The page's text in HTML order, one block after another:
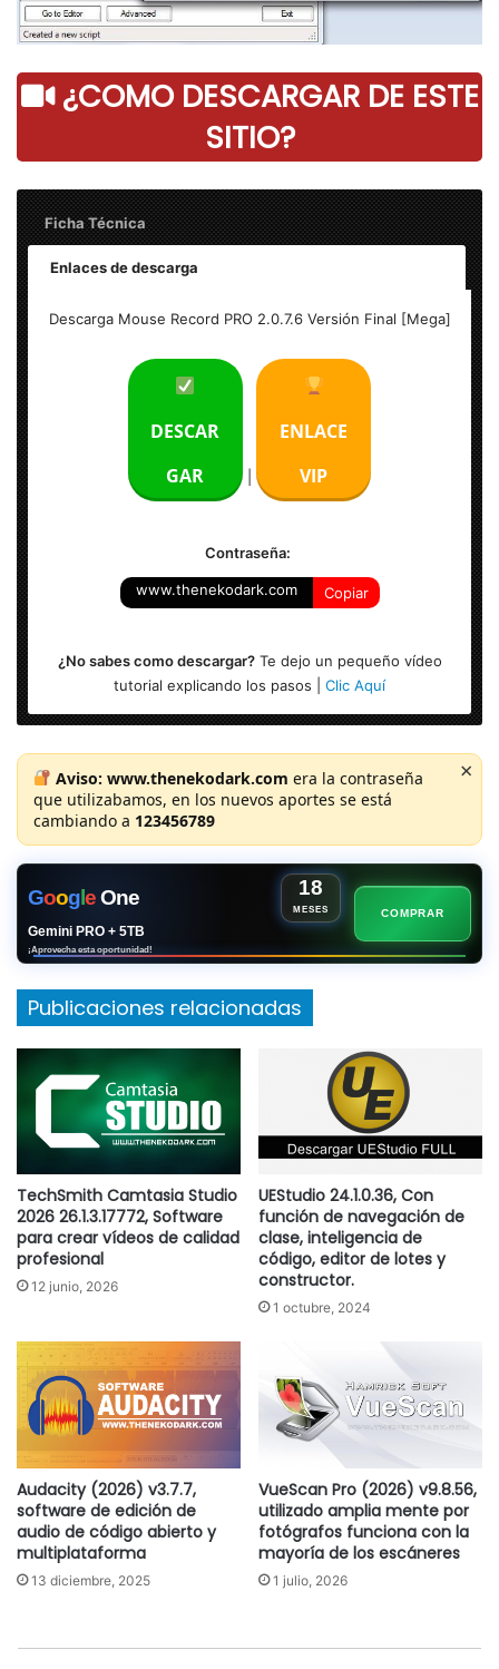
¿COMO DESCARGAR DE ESTE
SITIO?
Ficha Técnica
Enlaces de descarga
Descarga Mouse Record PRO 2.0.7.6 Versión Final [Mega]
DESCAR
GAR
ENLACE
VIP
Contraseña:
www.thenekodark.com Copiar
¿No sabes como descargar?Te dejo un pequeño vídeo
tutorial explicando los pasos | Clic Aquí
Aviso: www.thenekodark.com era la contraseña
que utilizabamos, en los nuevos aportes se está
cambiando a 123456789
×
GoogeOne 18
MESES
Gemini PRO + 5TB
¡Aprovecha esta oportunidad!
COMPRAR
Publicaciones relacionadas
TechSmith Camtasia Studio
2026 26.1.3.17772, Software
para crear vídeos de calidad
profesional
12 junio, 2026
UEStudio 24.1.0.36, Con
función de navegación de
clase, inteligencia de
código, editor de lotes y
constructor.
1 octubre, 2024
Audacity (2026) v3.7.7,
software de edición de
audio de código abierto y
multiplataforma
13 diciembre, 2025
VueScan Pro (2026) v9.8.56,
utilizado amplia mente por
fotógrafos funciona con la
mayoría de los escáneres
1 julio, 2026